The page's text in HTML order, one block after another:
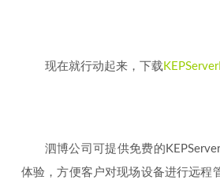
现在就行动起来，下载
泗博公司可提供免费的
体验，方便客户对现场设备进行远程